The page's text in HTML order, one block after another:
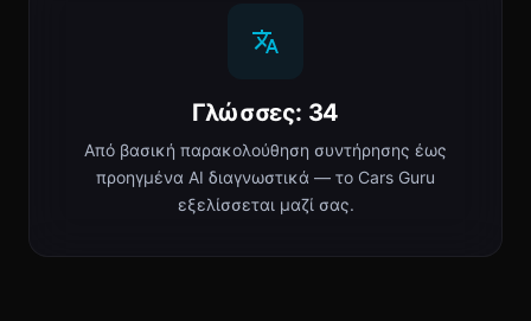
Γλώσσες: 34
Από βασική παρακολούθηση συντήρησης έως
προηγμένα AI διαγνωστικά — το Cars Guru
εξελίσσεται μαζί σας.